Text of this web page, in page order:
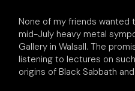
None of my friends
mid-July heavy metal
Gallery in Walsall. The
listening to lectures on
origins of Black Sabbath